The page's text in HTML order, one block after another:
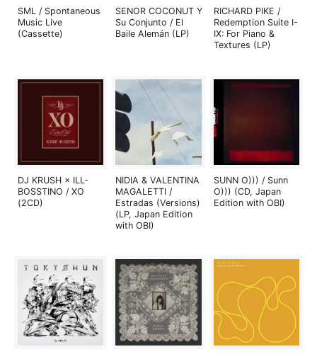
SML / Spontaneous
Music Live
(Cassette)
SENOR COCONUT Y
Su Conjunto / El
Baile Alemán (LP)
RICHARD PIKE /
Redemption Suite I-
IX: For Piano &
Textures (LP)
DJ KRUSH × ILL-
BOSSTINO / XO
(2CD)
NIDIA & VALENTINA
MAGALETTI /
Estradas (Versions)
(LP, Japan Edition
with OBI)
SUNN O))) / Sunn
O))) (CD, Japan
Edition with OBI)